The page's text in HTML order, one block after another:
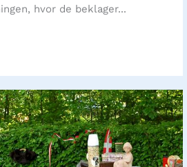
hvor de beklager...